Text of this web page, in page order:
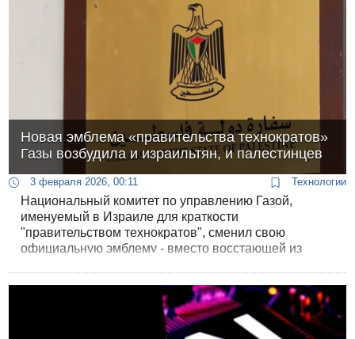
Новая эмблема «правительства технократов»
Газы возбудила и израильтян, и палестинцев
3 февраля 2026, 00:11 Технологии
Национальный комитет по управлению Газой,
именуемый в Израиле для краткости
"правительством технократов", сменил свою
официальную эмблему - вместо восстающей из
знакомый орел Палестинской автономии.